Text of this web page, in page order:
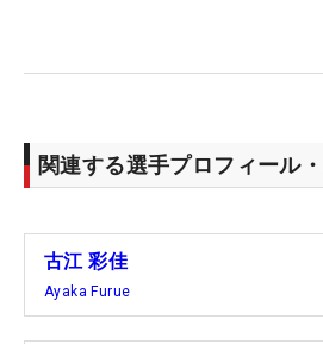
両手をあげた。これはシャンパ
図。それを察した4人は勢いよ
ぶっつけ本番だったというが、
関連する選手プロフィール
古江 彩佳
Ayaka Furue